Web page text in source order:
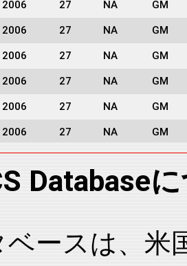
2006 27 NA GM
2006 27 NA GM
2006 27 NA GM
2006 27 NA GM
2006 27 NA GM
2006 27 NA GM
2006 27 NA GM
2006 27 NA GM
2006 27 NA GM
NA GM
Database
ースは、米